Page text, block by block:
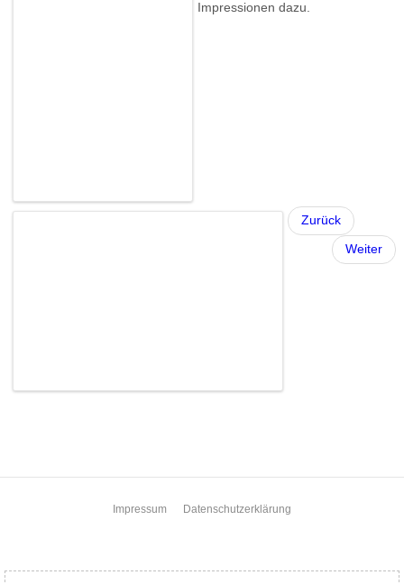
Impressionen dazu.
Zurück
Weiter
Impressum Datenschutzerklärung